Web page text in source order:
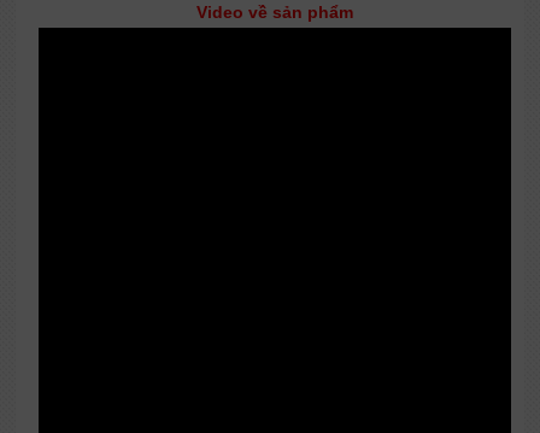
Video về sản phẩm